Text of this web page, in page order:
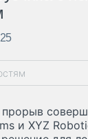
и XYZ